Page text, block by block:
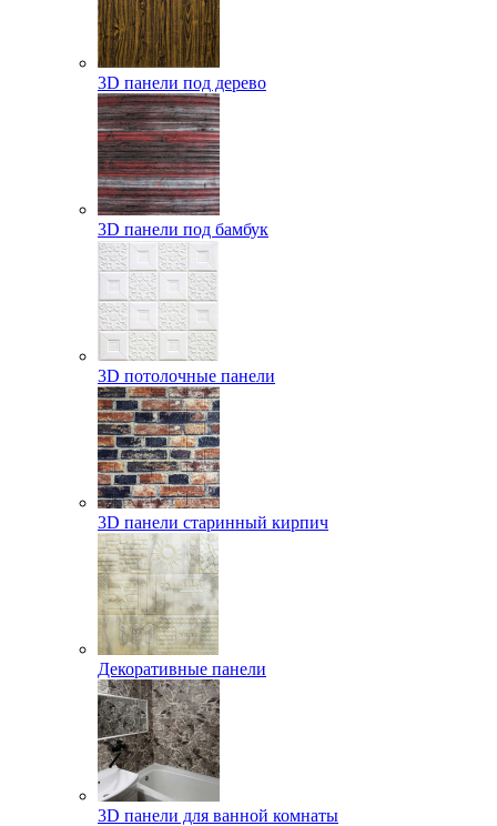
3D панели под дерево
3D панели под бамбук
3D потолочные панели
3D панели старинный кирпич
Декоративные панели
3D панели для ванной комнаты